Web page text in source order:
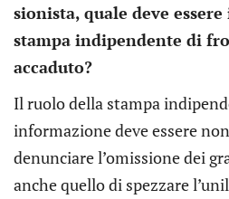
sionista, quale deve
stampa indipendente di
accaduto?
Il ruolo della stampa
informazione deve essere
denunciare l’omissione dei
anche quello di spezzare